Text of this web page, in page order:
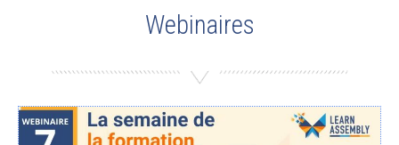
Webinaires